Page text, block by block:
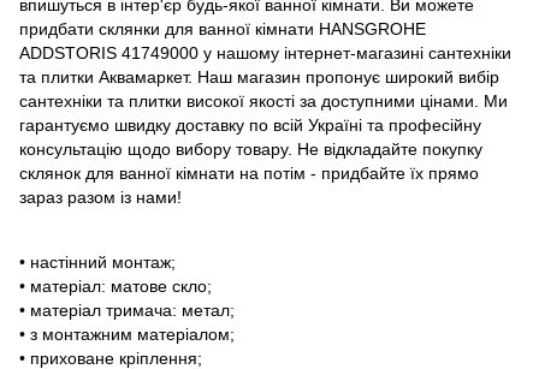
впишуться в інтер'єр будь-якої ванної кімнати. Ви можете
придбати склянки для ванної кімнати HANSGROHE
ADDSTORIS 41749000 у нашому інтернет-магазині сантехніки
та плитки Аквамаркет. Наш магазин пропонує широкий вибір
сантехніки та плитки високої якості за доступними цінами. Ми
гарантуємо швидку доставку по всій Україні та професійну
консультацію щодо вибору товару. Не відкладайте покупку
склянок для ванної кімнати на потім - придбайте їх прямо
зараз разом із нами!
• настінний монтаж;
• матеріал: матове скло;
• матеріал тримача: метал;
• з монтажним матеріалом;
• приховане кріплення;